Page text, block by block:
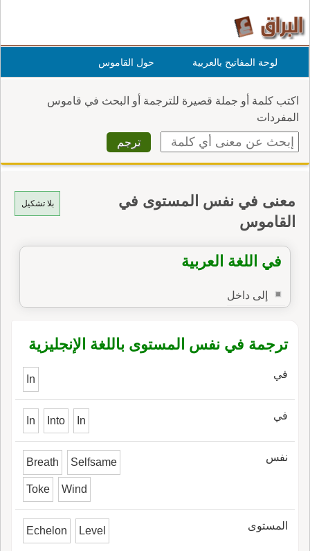
لوحة المفاتيح بالعربية حول القاموس
اكتب كلمة أو جملة قصيرة للترجمة أو البحث في قاموس
المفردات
بلا تشكيل
معنى في نفس المستوى في
القاموس
في اللغة العربية
إلى داخل
ترجمة في نفس المستوى باللغة الإنجليزية
في In
في In Into In
نفس Breath Selfsame
Toke Wind
المستوى Echelon Level